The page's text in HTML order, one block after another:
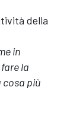
della
in
la
cosa più